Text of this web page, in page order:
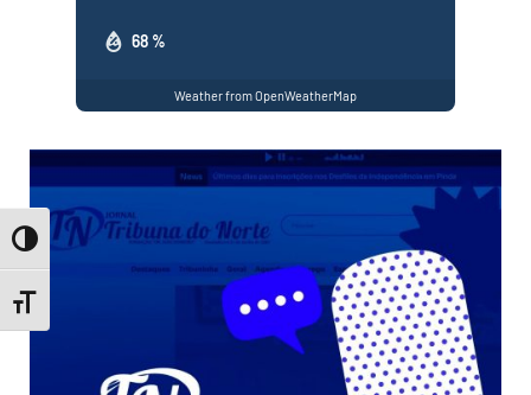
Toggle High Contrast
Toggle Font size
68 %
Weather from OpenWeatherMap